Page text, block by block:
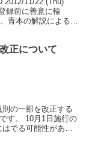
録前に善意に輸
青本の解説による
正について
の一部を改正する
す。 10月1日施行の
でる可能性がある